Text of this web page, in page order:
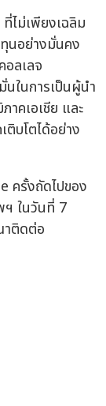
ไม่เพียงเฉลิม
นอย่างมั่นคง
อลเลจ
ในการเป็นผู้นำ
าคเอเชีย และ
บโตได้อย่าง
ครั้งถัดไปของ
ฯ ในวันที่ 7
ติดต่อ